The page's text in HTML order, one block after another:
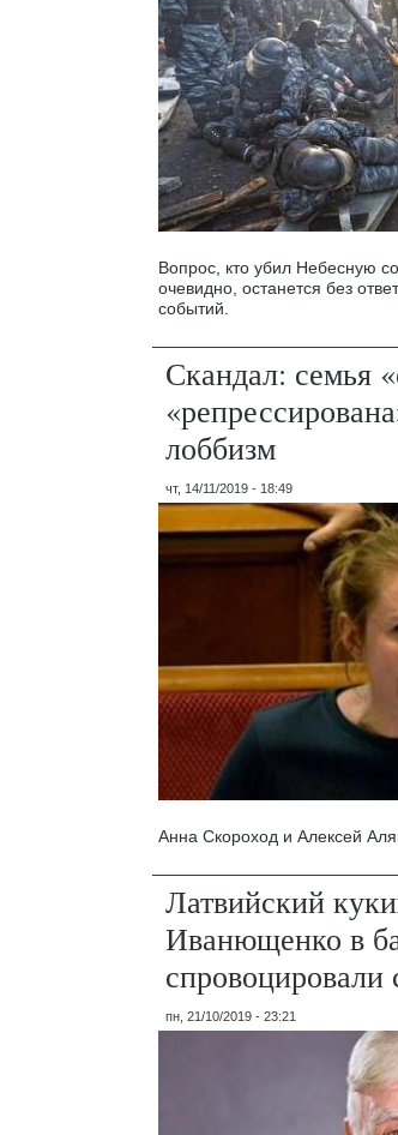
Вопрос, кто убил Небесную
очевидно, останется без
событий.
Скандал: семья
лоббизм
чт, 14/11/2019 - 18:49
Анна Скороход и Алексей
Латвийский
Иванющенко в
спровоцировали
пн, 21/10/2019 - 23:21